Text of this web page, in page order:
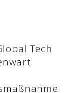
Tech